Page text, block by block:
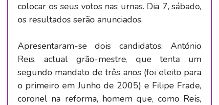
colocar os seus votos nas urnas. Dia 7, sábado,
os resultados serão anunciados.
Apresentaram-se dois candidatos: António
Reis, actual grão-mestre, que tenta um
segundo mandato de três anos (foi eleito para
o primeiro em Junho de 2005) e Filipe Frade,
coronel na reforma, homem que, como Reis,